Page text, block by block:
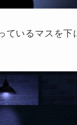
ているマスを下